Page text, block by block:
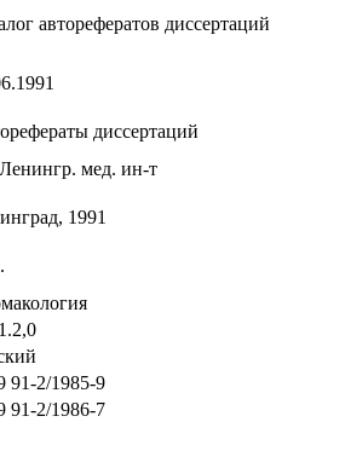
авторефератов диссертаций
диссертаций
мед. ин-т
1991
91-2/1985-9
91-2/1986-7